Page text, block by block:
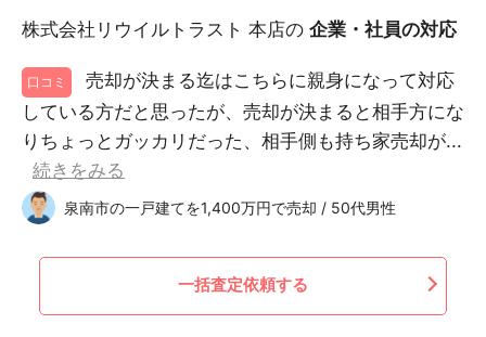
株式会社リウイルトラスト 本店の 企業・社員の対応
口コミ
売却が決まる迄はこちらに親身になって対応
している方だと思ったが、売却が決まると相手方にな
りちょっとガッカリだった、相手側も持ち家売却が...
続きをみる
泉南市の一戸建てを1,400万円で売却 / 50代男性
一括査定依頼する